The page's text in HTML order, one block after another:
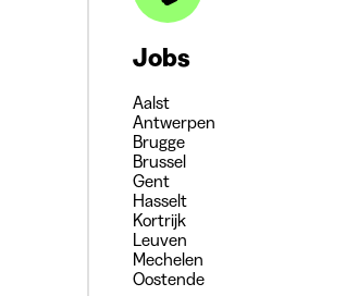
Jobs
Aalst
Antwerpen
Brugge
Brussel
Gent
Hasselt
Kortrijk
Leuven
Mechelen
Oostende